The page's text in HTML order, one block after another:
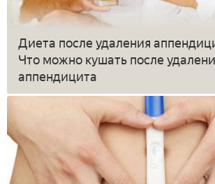
Диета после удаления
Что можно кушать после
аппендицита